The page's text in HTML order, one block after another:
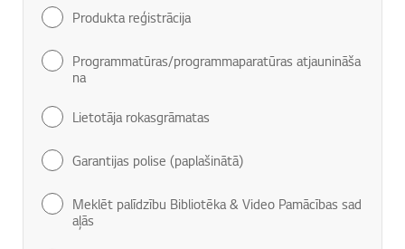
Produkta reģistrācija
Programmatūras/programmaparatūras atjaunināša
na
Lietotāja rokasgrāmatas
Garantijas polise (paplašinātā)
Meklēt palīdzību Bibliotēka & Video Pamācības sad
aļās